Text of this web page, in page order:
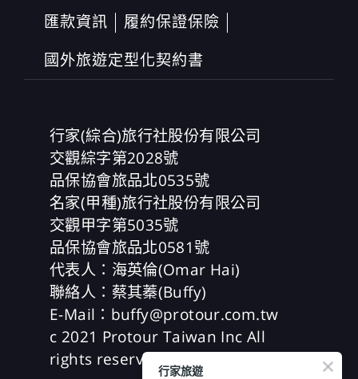
匯款資訊
履約保證保險
國外旅遊定型化契約書
行家(綜合)旅行社股份有限公司
交觀綜字第2028號
品保協會旅品北0535號
名家(甲種)旅行社股份有限公司
交觀甲字第5035號
品保協會旅品北0581號
代表人：海英倫(Omar Hai)
聯絡人：蔡其蓁(Buffy)
E-Mail：buffy@protour.com.tw
c 2021 Protour Taiwan Inc All
rights reserved
行家旅遊